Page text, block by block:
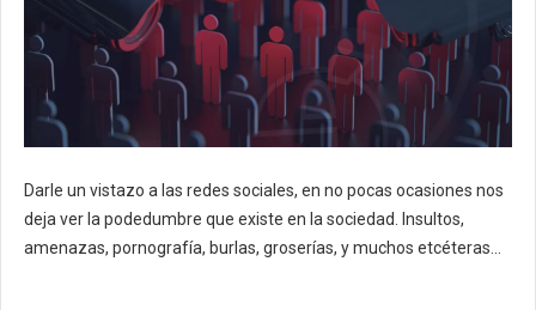
Darle un vistazo a las redes sociales, en no pocas ocasiones nos
deja ver la podedumbre que existe en la sociedad.
Insultos,
amenazas, pornografía, burlas, groserías, y muchos etcéteras...